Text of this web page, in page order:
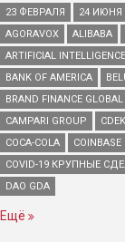
23 ФЕВРАЛЯ
24 ИЮНЯ
AGORAVOX
ALIBABA
ARTIFICIAL
BANK OF AMERICA
BRAND FINANCE
CAMPARI GROUP
CDEK
COCA-COLA
COINBASE
COVID-19 КРУПНЫЕ
DAO GDA
Ещё